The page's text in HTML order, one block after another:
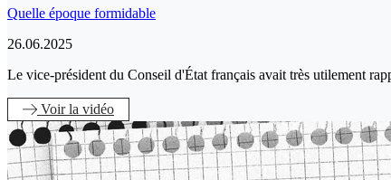
Quelle époque formidable
26.06.2025
Le vice-président du Conseil d'État français avait très utilement
Voirla vidéo